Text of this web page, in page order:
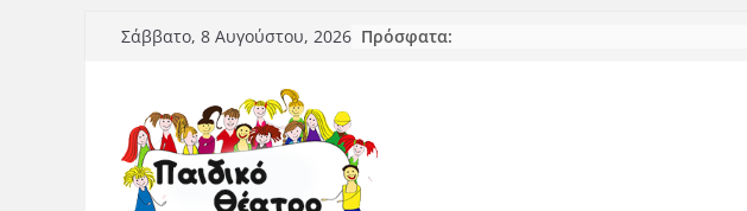
Μετάβαση
Σάββατο, 8 Αυγούστου, 2026 Πρόσφατα: